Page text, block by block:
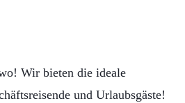
Wir bieten die ideale
und Urlaubsgäste!